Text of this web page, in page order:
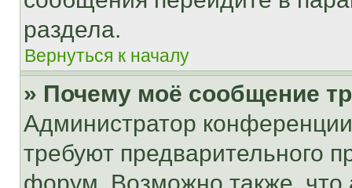
раздела.
Вернуться к началу
» Почему моё сообщение
Администратор
требуют предварительного